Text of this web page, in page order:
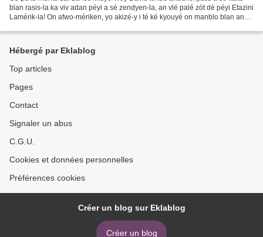
blan rasis-la ka viv adan péyi a sé zendyen-la, an vlé palé zòt dè péyi Etazini
Lamérik-la! On afwo-mériken, yo akizé-y i té ké kyouyé on manblo blan an
Hébergé par Eklablog
Top articles
Pages
Contact
Signaler un abus
C.G.U.
Cookies et données personnelles
Préférences cookies
Créer un blog sur Eklablog
Créer un blog